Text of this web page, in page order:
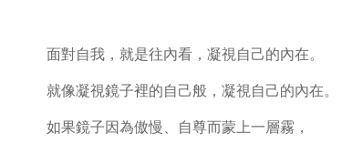
面對自我，就是往內看，凝視自己的內在。
就像凝視鏡子裡的自己般，凝視自己的內在。
如果鏡子因為傲慢、自尊而蒙上一層霧，